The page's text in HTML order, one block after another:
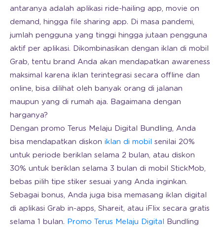
antaranya adalah aplikasi ride-hailing app, movie on
demand, hingga file sharing app. Di masa pandemi,
jumlah pengguna yang tinggi hingga jutaan pengguna
aktif per aplikasi. Dikombinasikan dengan iklan di mobil
Grab, tentu brand Anda akan mendapatkan awareness
maksimal karena iklan terintegrasi secara offline dan
online, bisa dilihat oleh banyak orang di jalanan
maupun yang di rumah aja. Bagaimana dengan
harganya?
Dengan promo Terus Melaju Digital Bundling, Anda
bisa mendapatkan diskon iklan di mobil senilai 20%
untuk periode beriklan selama 2 bulan, atau diskon
30% untuk beriklan selama 3 bulan di mobil StickMob,
bebas pilih tipe stiker sesuai yang Anda inginkan.
Sebagai bonus, Anda juga bisa memasang iklan digital
di aplikasi Grab in-apps, Shareit, atau iFlix secara gratis
selama 1 bulan. Promo Terus Melaju Digital Bundling